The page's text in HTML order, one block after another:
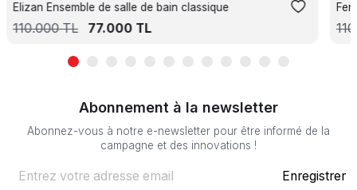
Elizan Ensemble de salle de bain classique
110.000TL 77.000TL
Abonnement à la newsletter
Abonnez-vous à notre e-newsletter pour être informé de la
campagne et des innovations !
Enregistrer